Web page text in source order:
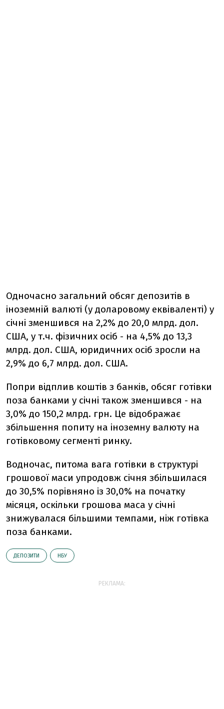
Одночасно загальний обсяг депозитів в
іноземній валюті (у доларовому еквіваленті) у
січні зменшився на 2,2% до 20,0 млрд. дол.
США, у т.ч. фізичних осіб - на 4,5% до 13,3
млрд. дол. США, юридичних осіб зросли на
2,9% до 6,7 млрд. дол. США.
Попри відплив коштів з банків, обсяг готівки
поза банками у січні також зменшився - на
3,0% до 150,2 млрд. грн. Це відображає
збільшення попиту на іноземну валюту на
готівковому сегменті ринку.
Водночас, питома вага готівки в структурі
грошової маси упродовж січня збільшилася
до 30,5% порівняно із 30,0% на початку
місяця, оскільки грошова маса у січні
знижувалася більшими темпами, ніж готівка
поза банками.
ДЕПОЗИТИ НБУ
РЕКЛАМА: